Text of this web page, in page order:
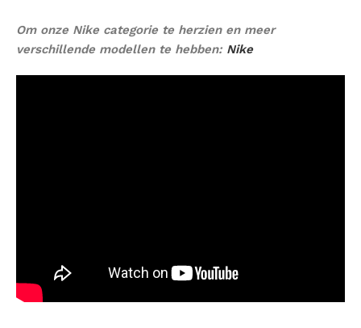
Om onze Nike categorie te herzien en meer
verschillende modellen te hebben: Nike